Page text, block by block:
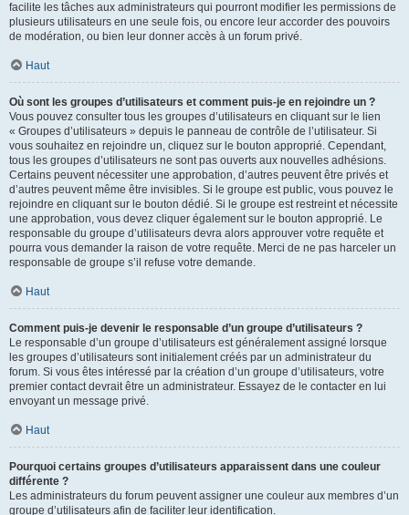
facilite les tâches aux administrateurs qui pourront modifier les permissions de
plusieurs utilisateurs en une seule fois, ou encore leur accorder des pouvoirs
de modération, ou bien leur donner accès à un forum privé.
Haut
Où sont les groupes d’utilisateurs et comment puis-je en rejoindre un ?
Vous pouvez consulter tous les groupes d’utilisateurs en cliquant sur le lien
« Groupes d’utilisateurs » depuis le panneau de contrôle de l’utilisateur. Si
vous souhaitez en rejoindre un, cliquez sur le bouton approprié. Cependant,
tous les groupes d’utilisateurs ne sont pas ouverts aux nouvelles adhésions.
Certains peuvent nécessiter une approbation, d’autres peuvent être privés et
d’autres peuvent même être invisibles. Si le groupe est public, vous pouvez le
rejoindre en cliquant sur le bouton dédié. Si le groupe est restreint et nécessite
une approbation, vous devez cliquer également sur le bouton approprié. Le
responsable du groupe d’utilisateurs devra alors approuver votre requête et
pourra vous demander la raison de votre requête. Merci de ne pas harceler un
responsable de groupe s’il refuse votre demande.
Haut
Comment puis-je devenir le responsable d’un groupe d’utilisateurs ?
Le responsable d’un groupe d’utilisateurs est généralement assigné lorsque
les groupes d’utilisateurs sont initialement créés par un administrateur du
forum. Si vous êtes intéressé par la création d’un groupe d’utilisateurs, votre
premier contact devrait être un administrateur. Essayez de le contacter en lui
envoyant un message privé.
Haut
Pourquoi certains groupes d’utilisateurs apparaissent dans une couleur
différente ?
Les administrateurs du forum peuvent assigner une couleur aux membres d’un
groupe d’utilisateurs afin de faciliter leur identification.